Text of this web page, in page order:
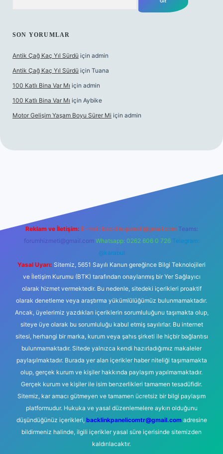
SON YORUMLAR
Antik Çağ Kaç Yıl Sürdü için admin
Antik Çağ Kaç Yıl Sürdü için Tuana
100 Katlı Bina Var Mı için admin
100 Katlı Bina Var Mı için Aybike
Motor Gelişim Yaşam Boyu Sürer Mi için admin
Reklam ve İletişim: E-mail: backlinkpaneli@gmail.com Teams:
forumhizmeti@gmail.com Whatsapp: 0262 606 0 726 Telegram:
@karabul
Yasal Uyarı: Sitemiz, 5651 Sayılı Kanun gereğince Bilgi Teknolojileri
ve İletişim Kurumu (BTK) tarafından onaylanmış bir Yer Sağlayıcı
olarak hizmet vermektedir. Bu nedenle, sitedeki içerikleri proaktif
olarak denetleme veya araştırma yükümlülüğümüz bulunmamaktadır.
Ancak, üyelerimiz yazdıkları içeriklerin sorumluluğunu taşımakta olup,
siteye üye olarak bu sorumluluğu kabul etmiş sayılırlar. Bu internet
sitesi, herhangi bir marka, kurum veya şahıs şirketi ile hiçbir bağlantısı
bulunmamaktadır. Sitede yalnızca kendi hazırladığımız makaleler
paylaşılmaktadır. Burada yer alan içerikler haber niteliği taşımamakta
olup, gerçek kurum ve kişiler hakkında paylaşım yapılmamaktadır.
Gerçek kurum ve kişiler ile isim benzerlikleri tamamen tesadüfidir.
Sitemiz, kar amacı gütmeyen ve tamamen ücretsiz bir bilgi paylaşım
platformudur. Hukuka ve yasal düzenlemelere aykırı olduğunu
düşündüğünüz içerikleri, backlinkpanelicomtr@gmail.comadresine
bildirmeniz halinde, ilgili içerikler yasal süre içerisinde sitemizden
kaldırılacaktır.